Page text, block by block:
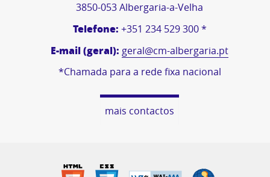
3850-053 Albergaria-a-Velha
Telefone: +351 234 529 300 *
E-mail (geral): geral@cm-albergaria.pt
*Chamada para a rede fixa nacional
mais contactos